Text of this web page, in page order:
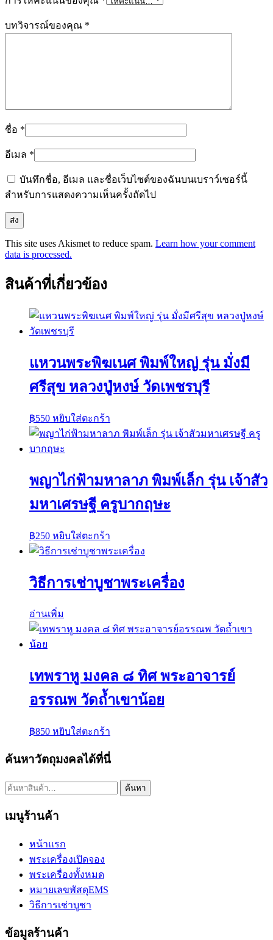
บทวิจารณ์ของคุณ *
ชื่อ *
อีเมล *
บันทึกชื่อ, อีเมล และชื่อเว็บไซต์ของฉันบนเบราว์เซอร์นี้
สำหรับการแสดงความเห็นครั้งถัดไป
This site uses Akismet to reduce spam. Learn how your comment
data is processed.
สินค้าที่เกี่ยวข้อง
แหวนพระพิฆเนศ พิมพ์ใหญ่ รุ่น มั่งมี
ศรีสุข หลวงปู่หงษ์ วัดเพชรบุรี
฿550 หยิบใส่ตะกร้า
พญาไก่ฟ้ามหาลาภ พิมพ์เล็ก รุ่น เจ้าสัว
มหาเศรษฐี ครูบากฤษะ
฿250 หยิบใส่ตะกร้า
วิธีการเช่าบูชาพระเครื่อง
อ่านเพิ่ม
เทพราหู มงคล ๘ ทิศ พระอาจารย์
อรรณพ วัดถ้ำเขาน้อย
฿850 หยิบใส่ตะกร้า
ค้นหาวัตถุมงคลได้ที่นี่
ค้นหา: ค้นหา
เมนูร้านค้า
หน้าแรก
พระเครื่องเปิดจอง
พระเครื่องทั้งหมด
หมายเลขพัสดุEMS
วิธีการเช่าบูชา
ข้อมูลร้านค้า